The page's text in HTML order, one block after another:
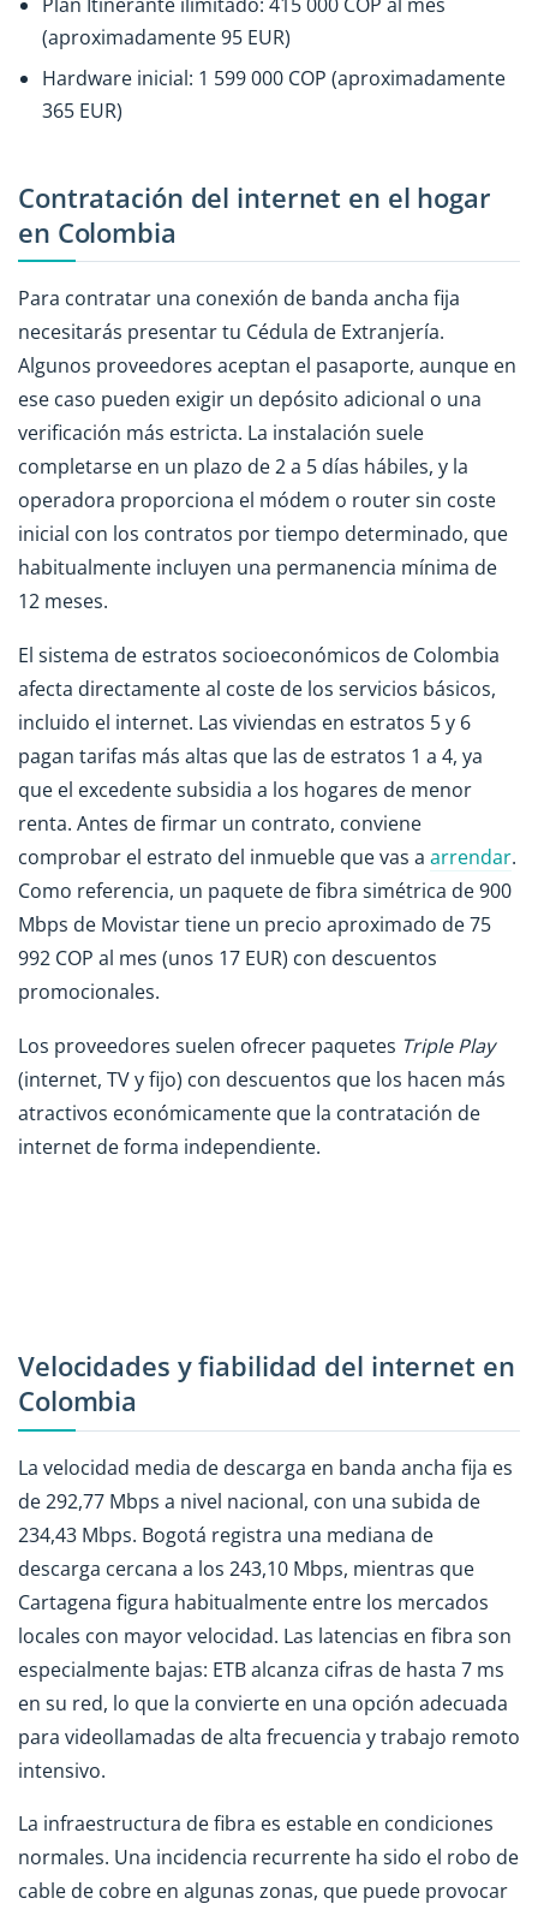
(aproximadamente 95 EUR)
Hardware inicial: 1 599 000 COP (aproximadamente
365 EUR)
Contratación del internet en el hogar
en Colombia
Para contratar una conexión de banda ancha fija
necesitarás presentar tu Cédula de Extranjería.
Algunos proveedores aceptan el pasaporte, aunque en
ese caso pueden exigir un depósito adicional o una
verificación más estricta. La instalación suele
completarse en un plazo de 2 a 5 días hábiles, y la
operadora proporciona el módem o router sin coste
inicial con los contratos por tiempo determinado, que
habitualmente incluyen una permanencia mínima de
12 meses.
El sistema de estratos socioeconómicos de Colombia
afecta directamente al coste de los servicios básicos,
incluido el internet. Las viviendas en estratos 5 y 6
pagan tarifas más altas que las de estratos 1 a 4, ya
que el excedente subsidia a los hogares de menor
renta. Antes de firmar un contrato, conviene
comprobar el estrato del inmueble que vas a arrendar.
Como referencia, un paquete de fibra simétrica de 900
Mbps de Movistar tiene un precio aproximado de 75
992 COP al mes (unos 17 EUR) con descuentos
promocionales.
Los proveedores suelen ofrecer paquetes Triple Play
(internet, TV y fijo) con descuentos que los hacen más
atractivos económicamente que la contratación de
internet de forma independiente.
Velocidades y fiabilidad del internet en
Colombia
La velocidad media de descarga en banda ancha fija es
de 292,77 Mbps a nivel nacional, con una subida de
234,43 Mbps. Bogotá registra una mediana de
descarga cercana a los 243,10 Mbps, mientras que
Cartagena figura habitualmente entre los mercados
locales con mayor velocidad. Las latencias en fibra son
especialmente bajas: ETB alcanza cifras de hasta 7 ms
en su red, lo que la convierte en una opción adecuada
para videollamadas de alta frecuencia y trabajo remoto
intensivo.
La infraestructura de fibra es estable en condiciones
normales. Una incidencia recurrente ha sido el robo de
cable de cobre en algunas zonas, que puede provocar